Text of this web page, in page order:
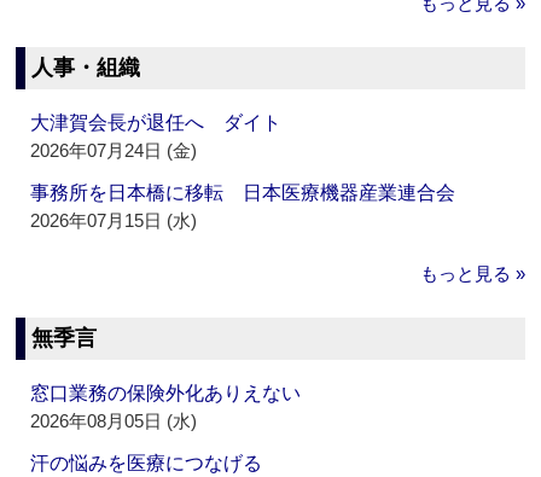
人事・組織
大津賀会長が退任へ ダイト
2026年07月24日 (金)
事務所を日本橋に移転 日本医療機器産業連合会
2026年07月15日 (水)
もっと見る »
無季言
窓口業務の保険外化ありえない
2026年08月05日 (水)
汗の悩みを医療につなげる